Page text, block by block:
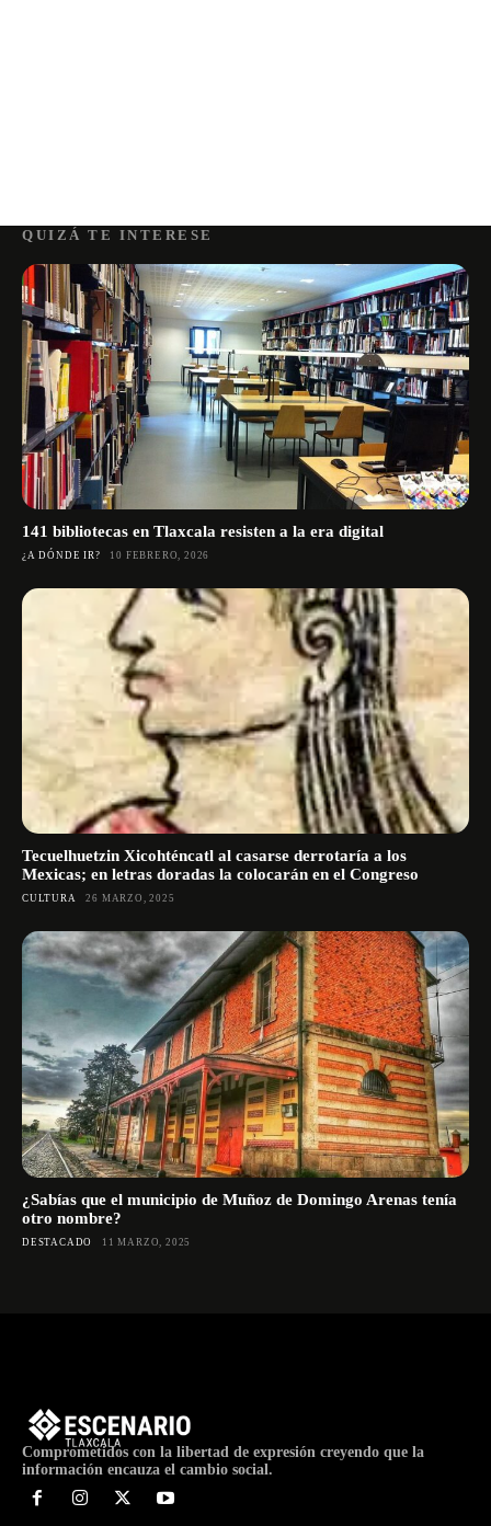
QUIZÁ TE INTERESE
141 bibliotecas en Tlaxcala resisten a la era digital
¿A DÓNDE IR? 10 FEBRERO, 2026
Tecuelhuetzin Xicohténcatl al casarse derrotaría a los
Mexicas; en letras doradas la colocarán en el Congreso
CULTURA 26 MARZO, 2025
¿Sabías que el municipio de Muñoz de Domingo Arenas tenía
otro nombre?
DESTACADO 11 MARZO, 2025
Comprometidos con la libertad de expresión creyendo que la
información encauza el cambio social.